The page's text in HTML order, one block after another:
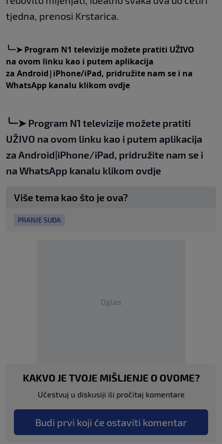
tjedna, prenosi Krstarica.
╰┈➤Program N1 televizije možete pratiti UŽIVO
na ovom linku kao i putem aplikacija
za Android|iPhone/iPad, pridružite nam se i na
WhatsApp kanalu klikom ovdje
╰┈➤ Program N1 televizije možete pratiti
UŽIVO na ovom linku kao i putem aplikacija
za Android|iPhone/iPad, pridružite nam se i
na WhatsApp kanalu klikom ovdje
Više tema kao što je ova?
PRANJE SUĐA
Oglas
KAKVO JE TVOJE MIŠLJENJE O OVOME?
Učestvuj u diskusiji ili pročitaj komentare
Budi prvi koji će ostaviti komentar